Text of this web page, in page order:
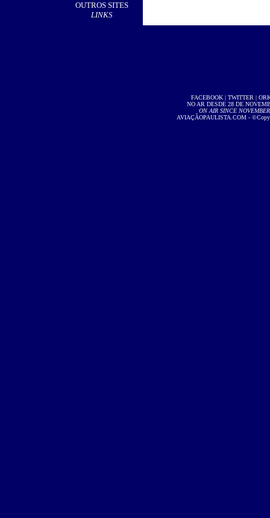
OUTROS SITES
LINKS
FACEBOOK| TWITTER |
NO AR DESDE 28 DE
ON AIR SINCE
AVIAÇÃOPAULISTA.COM -